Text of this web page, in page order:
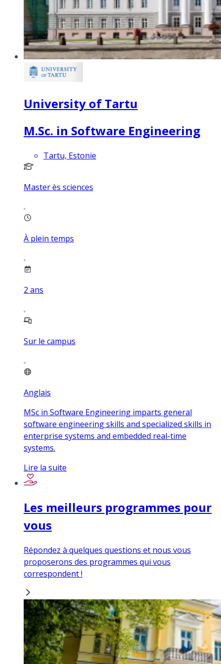
University of Tartu
M.Sc. in Software Engineering
Tartu, Estonie
Master ès sciences
À plein temps
2 ans
Sur le campus
Anglais
MSc in Software Engineering imparts general
software engineering skills and specialized skills in
enterprise systems and embedded real-time
systems.
Lire la suite
Les meilleurs programmes pour
vous
Répondez à quelques questions et nous vous
proposerons des programmes qui vous
correspondent !